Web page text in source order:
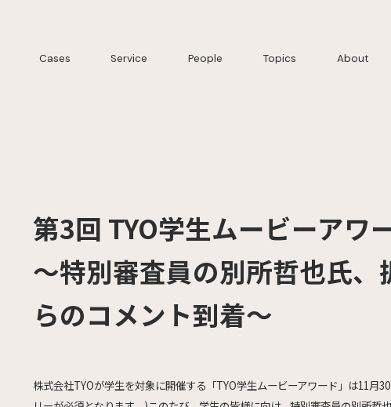
Cases Service People Topics About
第3回 TYO学生ムービーアワ
～特別審査員の別所哲也氏
らのコメント到着～
株式会社TYOが学生を対象に開催する「TYO学生ムービーアワード」は11